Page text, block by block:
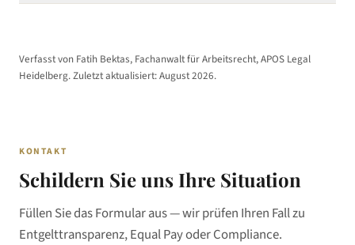
oder anderweitig benachteiligt werden. Das BAG hat dies mit Urteil
Az. 8 AZR 300/24 vom 23.10.2025 bestätigt.
Verfasst von Fatih Bektas, Fachanwalt für Arbeitsrecht, APOS Legal
Heidelberg. Zuletzt aktualisiert:August 2026.
KONTAKT
Schildern Sie uns Ihre Situation
Füllen Sie das Formular aus — wir prüfen Ihren Fall zu
Entgelttransparenz, Equal Pay oder Compliance.